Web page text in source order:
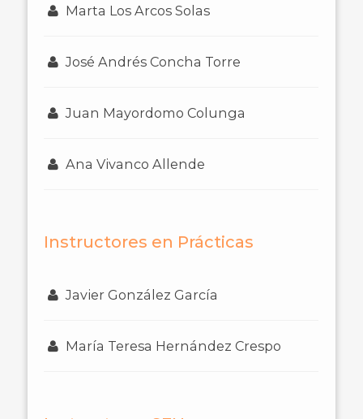
Marta Los Arcos Solas
José Andrés Concha Torre
Juan Mayordomo Colunga
Ana Vivanco Allende
Instructores en Prácticas
Javier González García
María Teresa Hernández Crespo